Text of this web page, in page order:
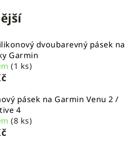
dvoubarevný pásek na
Garmin
(1 ks)
pásek na Garmin Venu 2 /
4
(8 ks)